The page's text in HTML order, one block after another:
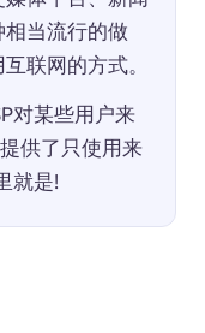
当流行的做
联网的方式。
对某些用户来
供了只使用来
就是!